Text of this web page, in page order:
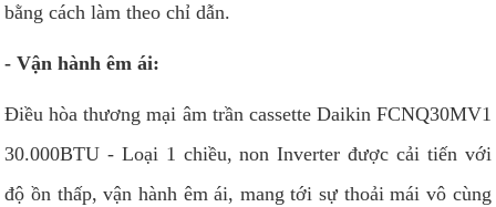
bằng cách làm theo chỉ dẫn.
- Vận hành êm ái:
Điều hòa thương mại âm trần cassette Daikin FCNQ30MV1
30.000BTU - Loại 1 chiều, non Inverter được cải tiến với
độ ồn thấp, vận hành êm ái, mang tới sự thoải mái vô cùng